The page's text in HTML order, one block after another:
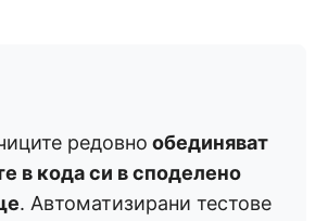
редовно обединяват
в кода си в споделено
. Автоматизирани тестове